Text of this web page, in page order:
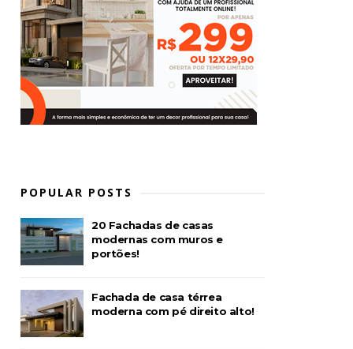
POPULAR POSTS
20 Fachadas de casas
modernas com muros e
portões!
Fachada de casa térrea
moderna com pé direito alto!